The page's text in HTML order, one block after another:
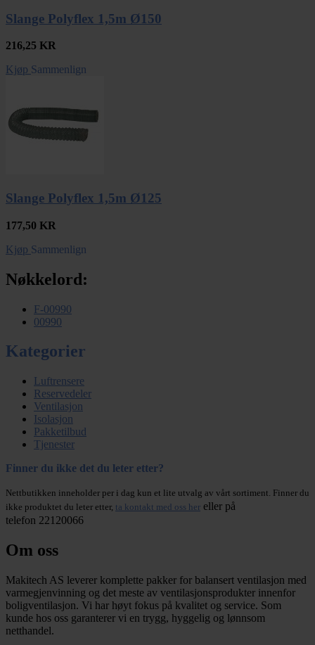
Slange Polyflex 1,5m Ø150
216,25 KR
Kjøp Sammenlign
Slange Polyflex 1,5m Ø125
177,50 KR
Kjøp Sammenlign
Nøkkelord:
F-00990
00990
Kategorier
Luftrensere
Reservedeler
Ventilasjon
Isolasjon
Pakketilbud
Tjenester
Finner du ikke det du leter etter?
Nettbutikken inneholder per i dag kun et lite utvalg av vårt sortiment. Finner du
ikke produktet du leter etter, ta kontakt med oss her eller på
telefon 22120066
Om oss
Makitech AS leverer komplette pakker for balansert ventilasjon med
varmegjenvinning og det meste av ventilasjonsprodukter innenfor
boligventilasjon. Vi har høyt fokus på kvalitet og service. Som
kunde hos oss garanterer vi en trygg, hyggelig og lønnsom
netthandel.